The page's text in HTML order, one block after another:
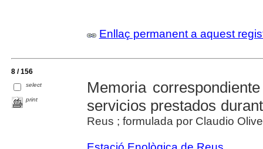
Enllaç permanent a aquest
8 / 156
select
print
Memoria
servicios prestados
Reus ; formulada por Claudio